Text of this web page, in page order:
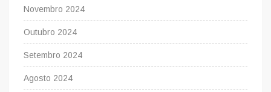
Novembro 2024
Outubro 2024
Setembro 2024
Agosto 2024